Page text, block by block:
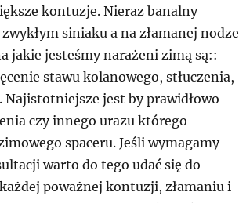
kontuzje. Nieraz banalny
siniaku a na złamanej nodze
jakie jesteśmy narażeni zimą są::
stawu kolanowego, stłuczenia,
Najistotniejsze jest by prawidłowo
czy innego urazu którego
spaceru. Jeśli wymagamy
warto do tego udać się do
poważnej kontuzji, złamaniu i